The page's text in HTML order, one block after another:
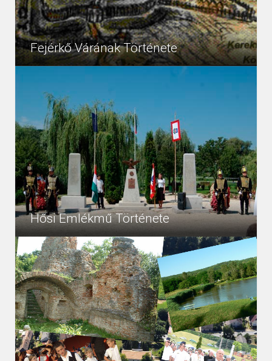
Fejérkő Várának Története
Kereki község délnyugati végénél a Levelesi erdő északi,
meredek oldalából kiugró 283 m magas, löszös,
agyagos dombfokán kis vár romjait...
Hősi Emlékmű Története
A Balaton légterében 1944. június. 16-án a délelőtti
órákban olaszországi repülőterekről több mint 800
amerikai bombázó és vadászrepülő gyülekezett
különböző...
0 Hírek